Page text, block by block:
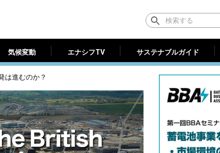
気候変動 エナシフTV サステナブルガイド
サステナブルガイド
は進むのか？